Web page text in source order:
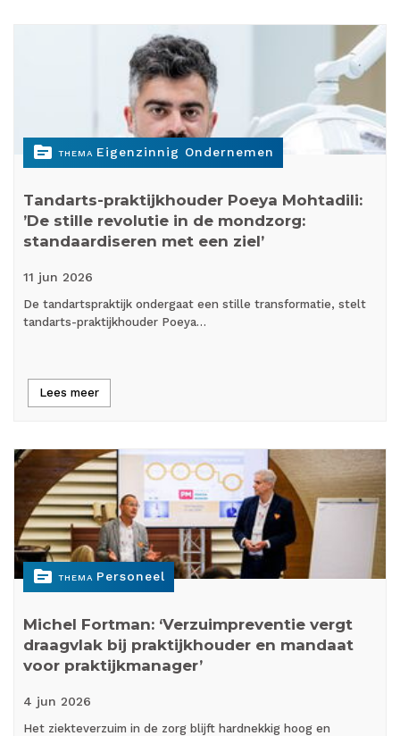
topic THEMA Eigenzinnig Ondernemen
Tandarts-praktijkhouder Poeya Mohtadili:
’De stille revolutie in de mondzorg:
standaardiseren met een ziel’
11 jun 2026
De tandartspraktijk ondergaat een stille transformatie, stelt
tandarts-praktijkhouder Poeya…
Lees meer
topic THEMA Personeel
Michel Fortman: ‘Verzuimpreventie vergt
draagvlak bij praktijkhouder en mandaat
voor praktijkmanager’
4 jun 2026
Het ziekteverzuim in de zorg blijft hardnekkig hoog en